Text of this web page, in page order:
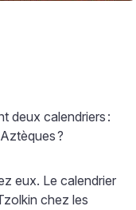
deux calendriers :
?
eux. Le calendrier
chez les